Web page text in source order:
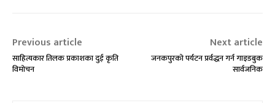
Previous article
साहित्यकार तिलक प्रकाशका दुई कृति
विमोचन
Next article
जनकपुरको पर्यटन प्रर्वद्धन गर्न गाइडबुक
सार्वजनिक